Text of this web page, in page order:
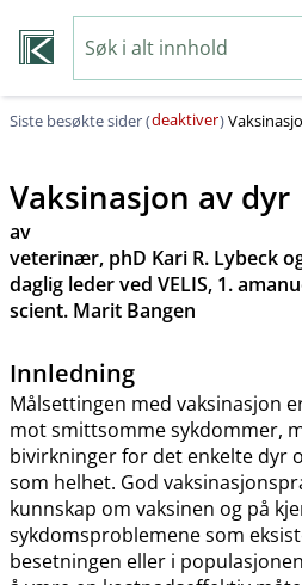
Siste besøkte sider (deaktiver)
Vaksinasjon av dyr
av
veterinær, phD Kari R. Lybeck
daglig leder ved VELIS, 1.
scient. Marit Bangen
Innledning
Målsettingen med vaksinasjon
mot smittsomme sykdommer,
bivirkninger for det enkelte dyr
som helhet. God
kunnskap om vaksinen og på
sykdomsproblemene som
besetningen eller i